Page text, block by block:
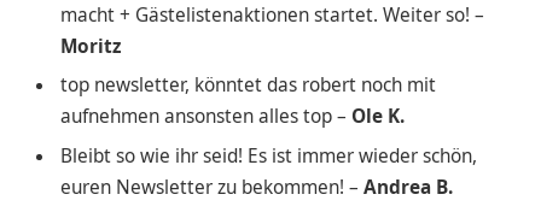
macht + Gästelistenaktionen startet. Weiter so! –
Moritz
top newsletter, könntet das robert noch mit
aufnehmen ansonsten alles top – Ole K.
Bleibt so wie ihr seid! Es ist immer wieder schön,
euren Newsletter zu bekommen! – Andrea B.